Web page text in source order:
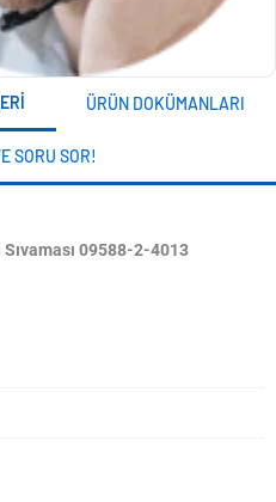
ÜRÜN DOKÜMANLARI
SORU SOR!
09588-2-4013